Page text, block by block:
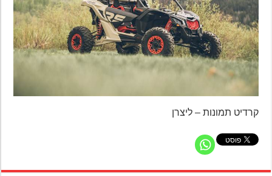
קרדיט תמונות – ליצרן